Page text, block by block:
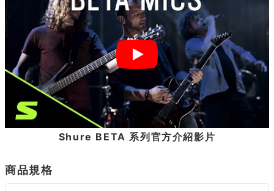
Shure BETA 系列官方介紹影片
商品規格